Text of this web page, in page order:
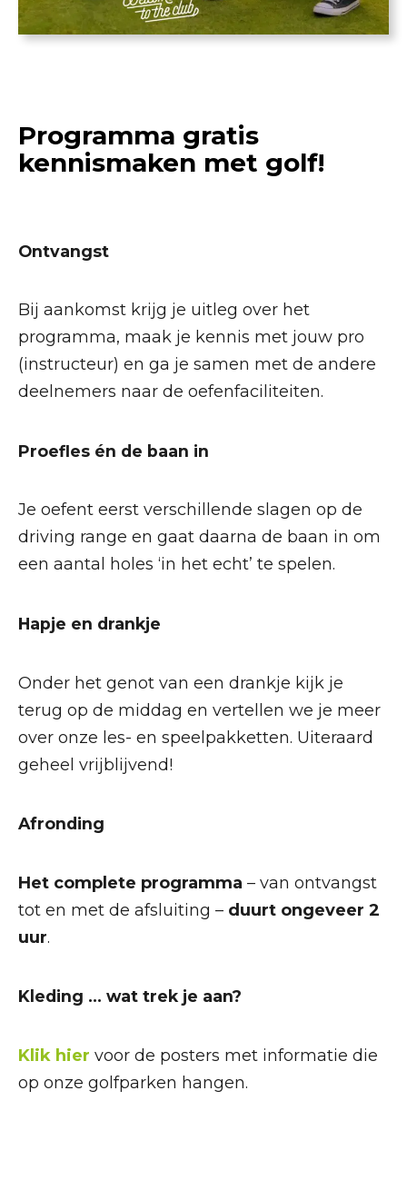
Programma gratis
kennismaken met golf!
Ontvangst
Bij aankomst krijg je uitleg over het
programma, maak je kennis met jouw pro
(instructeur) en ga je samen met de andere
deelnemers naar de oefenfaciliteiten.
Proefles én de baan in
Je oefent eerst verschillende slagen op de
driving range en gaat daarna de baan in om
een aantal holes ‘in het echt’ te spelen.
Hapje en drankje
Onder het genot van een drankje kijk je
terug op de middag en vertellen we je meer
over onze les- en speelpakketten. Uiteraard
geheel vrijblijvend!
Afronding
Het complete programma – van ontvangst
tot en met de afsluiting – duurt ongeveer 2
uur.
Kleding … wat trek je aan?
Klik hier voor de posters met informatie die
op onze golfparken hangen.